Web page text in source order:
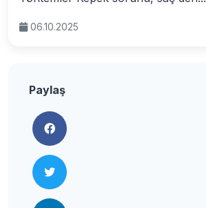
06.10.2025
Paylaş